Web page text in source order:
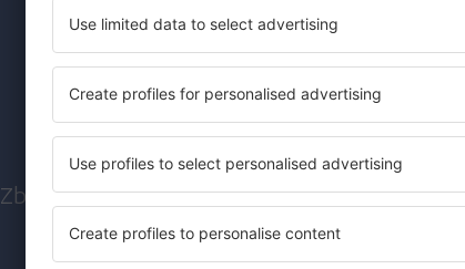
Abonații la newsletter
mult cu mai
Zboruri ieftine, city break-uri, vacanțe –
tuturor.
Trimitem doar ce e mai bun, pe